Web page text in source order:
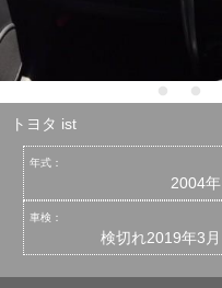
トヨタ ist
年式：
2004年
車検：
検切れ2019年3月